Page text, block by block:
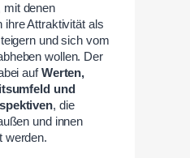
mit denen
ihre Attraktivität als
und sich vom
wollen. Der
aufWerten,
und
, die
und innen
werden.